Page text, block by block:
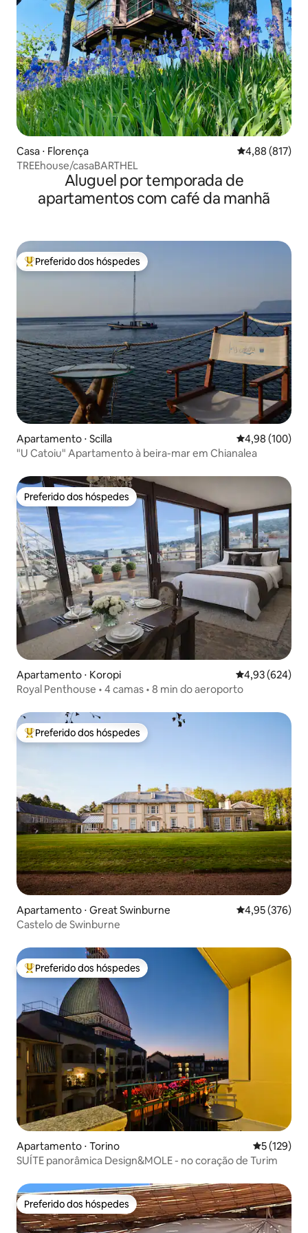
Casa ⋅ Florença 4,88 de uma
4,88 (817)
TREEhouse/casaBARTHEL
Aluguel por temporada de
apartamentos com café da manhã
Entre os melhores preferidos dos hóspedes
Preferido dos hóspedes
Apartamento ⋅ Scilla 4,98 de uma
4,98 (100)
"U Catoiu" Apartamento à beira-mar em Chianalea
Preferido dos hóspedes
Preferido dos hóspedes
Apartamento ⋅ Koropi 4,93 de uma
4,93 (624)
Royal Penthouse • 4 camas • 8 min do aeroporto
Entre os melhores preferidos dos hóspedes
Preferido dos hóspedes
Apartamento ⋅ Great Swinburne 4,95 de uma
4,95 (376)
Castelo de Swinburne
Entre os melhores preferidos dos hóspedes
Preferido dos hóspedes
Apartamento ⋅ Torino 5 de uma
5 (129)
SUÍTE panorâmica Design&MOLE - no coração de Turim
Preferido dos hóspedes
Preferido dos hóspedes